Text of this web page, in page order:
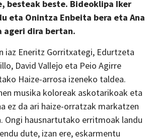
besteak beste. Bideoklipa Iker
eta Onintza Enbeita bera eta Ana
ageri dira bertan.
iaz Eneritz Gorritxategi, Edurtzeta
David Vallejo eta Peio Agirre
Haize-arrosa izeneko taldea.
musika koloreak askotarikoak eta
ez da ari haize-orratzak markatzen
Ongi hausnartutako erritmoak landu
dute, izan ere, eskarmentu